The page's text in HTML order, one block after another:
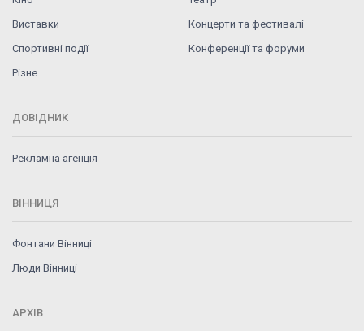
Виставки
Концерти та фестивалі
Спортивні події
Конференції та форуми
Різне
ДОВІДНИК
Рекламна агенція
ВІННИЦЯ
Фонтани Вінниці
Люди Вінниці
АРХІВ